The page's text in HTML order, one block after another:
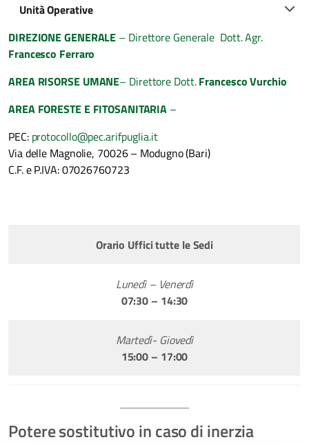
Unità Operative
DIREZIONE GENERALE – Direttore Generale Dott. Agr.
Francesco Ferraro
AREA RISORSE UMANE– Direttore Dott.Francesco Vurchio
AREA FORESTE E FITOSANITARIA –
PEC: protocollo@pec.arifpuglia.it
Via delle Magnolie, 70026 – Modugno (Bari)
C.F. e P.IVA: 07026760723
Orario Uffici tutte le Sedi
Lunedì – Venerdì
07:30 – 14:30
Martedì- Giovedì
15:00 – 17:00
Potere sostitutivo in caso di inerzia